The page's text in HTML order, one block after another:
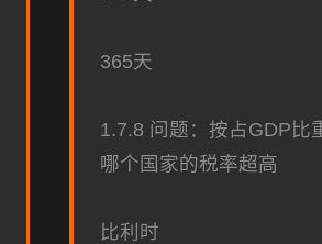
365天
1.7.8 问题：按占GDP比
哪个国家的税率超高
比利时